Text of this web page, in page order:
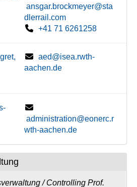
ansgar.brockmeyer@sta
dlerrail.com
+41 71 6261258
aed@isea.rwth-
aachen.de
administration@eonerc.r
wth-aachen.de
/ Controlling Prof.